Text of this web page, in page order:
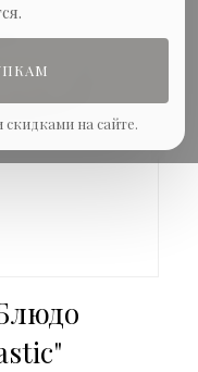
скидками на сайте.